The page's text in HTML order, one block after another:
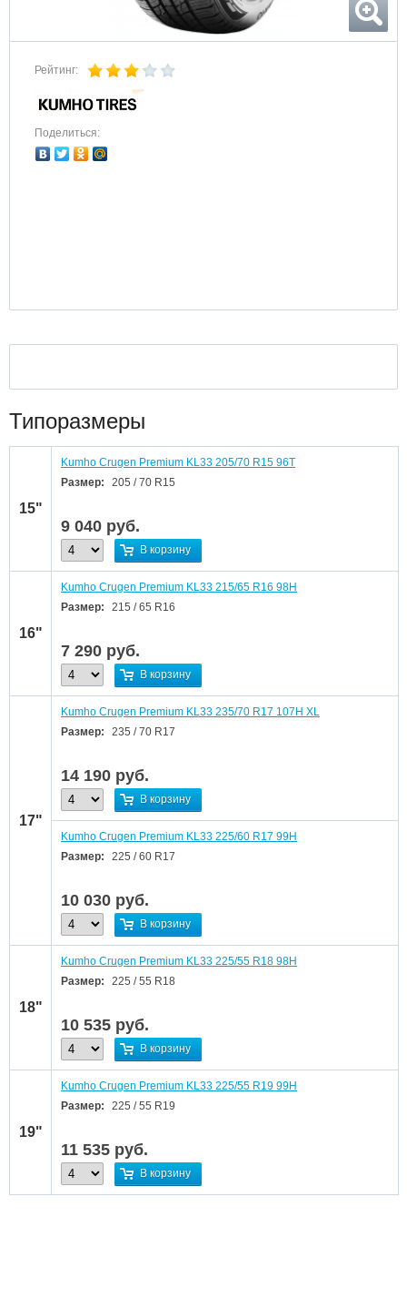
Рейтинг:
Поделиться:
Типоразмеры
15"
Kumho Crugen Premium KL33 205/70 R15 96T
Размер:
205 / 70 R15
9 040 руб.
В корзину
16"
Kumho Crugen Premium KL33 215/65 R16 98H
Размер:
215 / 65 R16
7 290 руб.
В корзину
17"
Kumho Crugen Premium KL33 235/70 R17 107H XL
Размер:
235 / 70 R17
14 190 руб.
В корзину
Kumho Crugen Premium KL33 225/60 R17 99H
Размер:
225 / 60 R17
10 030 руб.
В корзину
18"
Kumho Crugen Premium KL33 225/55 R18 98H
Размер:
225 / 55 R18
10 535 руб.
В корзину
19"
Kumho Crugen Premium KL33 225/55 R19 99H
Размер:
225 / 55 R19
11 535 руб.
В корзину